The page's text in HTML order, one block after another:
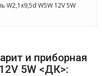
W2,1x9,5d W5W 12V 5W
и приборная
5W <ДК>: